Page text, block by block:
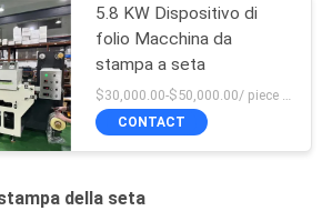
5.8 KW Dispositivo di
folio Macchina da
stampa a seta
$30,000.00-$50,000.00/ piece negotiable MOQ:1
CONTACT
della seta